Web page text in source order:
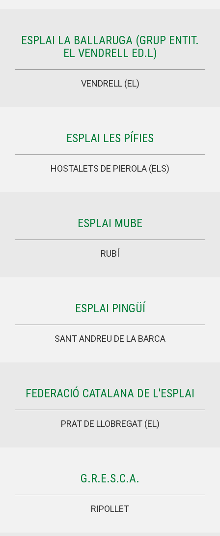
ESPLAI LA BALLARUGA (GRUP ENTIT.
EL VENDRELL ED.L)
VENDRELL (EL)
ESPLAI LES PÍFIES
HOSTALETS DE PIEROLA (ELS)
ESPLAI MUBE
RUBÍ
ESPLAI PINGÜÍ
SANT ANDREU DE LA BARCA
FEDERACIÓ CATALANA DE L'ESPLAI
PRAT DE LLOBREGAT (EL)
G.R.E.S.C.A.
RIPOLLET